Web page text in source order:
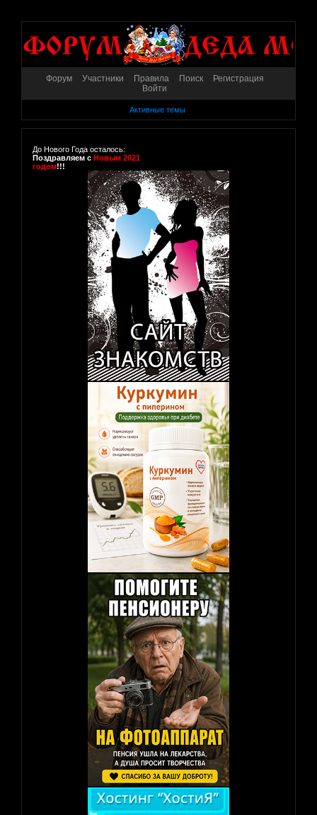
Форум Участники Правила Поиск
Регистрация
Войти
Активные темы
До Нового Года осталось:
Поздравляем с Новым 2021
годом!!!